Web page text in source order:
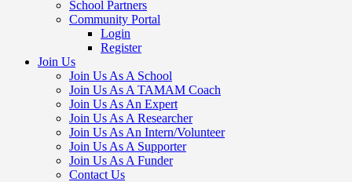
School Partners
Community Portal
Login
Register
Join Us
Join Us As A School
Join Us As A TAMAM Coach
Join Us As An Expert
Join Us As A Researcher
Join Us As An Intern/Volunteer
Join Us As A Supporter
Join Us As A Funder
Contact Us